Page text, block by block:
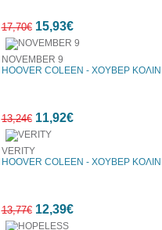
17,70€ 15,93€
NOVEMBER 9
HOOVER COLEEN - ΧΟΥΒΕΡ ΚΟΛΙΝ
13,24€ 11,92€
VERITY
HOOVER COLEEN - ΧΟΥΒΕΡ ΚΟΛΙΝ
13,77€ 12,39€